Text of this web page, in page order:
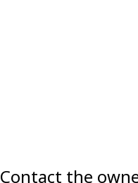
Contact the